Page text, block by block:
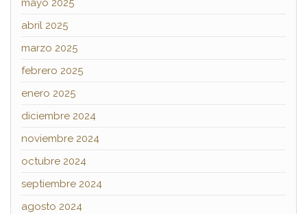
mayo 2025
abril 2025
marzo 2025
febrero 2025
enero 2025
diciembre 2024
noviembre 2024
octubre 2024
septiembre 2024
agosto 2024